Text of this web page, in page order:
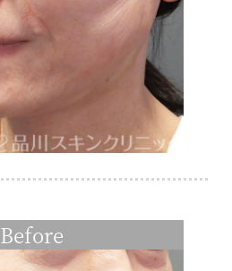
Before